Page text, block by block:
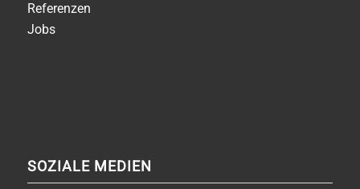
Referenzen
Jobs
SOZIALE MEDIEN